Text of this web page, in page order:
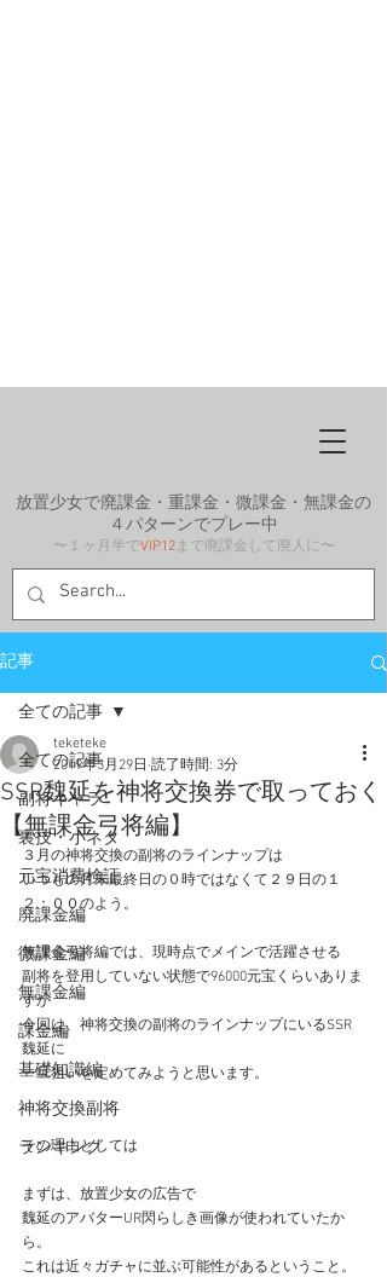
放置少女で廃課金・重課金・微課金・無課金の
４パターンでプレー中
〜１ヶ月半でVIP12まで廃課金して廃人に〜
記事
全ての記事
副将キャラ
裏技・小ネタ
元宝消費検証
廃課金編
微課金編
無課金編
課金編
基礎知識編
神将交換副将
ランキング
全ての記事
SSR魏延を神将交換券で取っておく
【無課金弓将編】
teketeke
2019年3月29日 読了時間: 3分
３月の神将交換の副将のラインナップは
いつもの月末最終日の０時ではなくて２９日の１
２：００のよう。
無課金弓将編では、現時点でメインで活躍させる
副将を登用していない状態で96000元宝くらいありま
すが
今回は、神将交換の副将のラインナップにいるSSR
魏延に
一旦狙いを定めてみようと思います。
その理由としては
まずは、放置少女の広告で
魏延のアバターUR閃らしき画像が使われていたか
ら。
これは近々ガチャに並ぶ可能性があるということ。